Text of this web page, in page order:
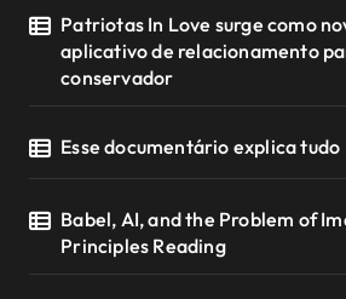
Patriotas In Love surge como
aplicativo de relacionamento
conservador
Esse documentário explica tudo
Babel, AI, and the Problem of
Principles Reading